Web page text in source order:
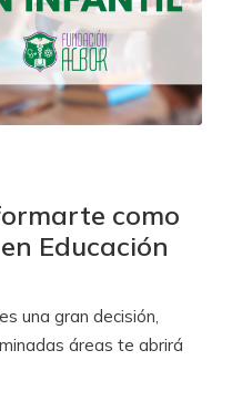
como
Educación
una gran decisión,
áreas te abrirá